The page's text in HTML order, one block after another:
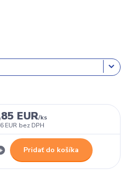
EUR/ks
EUR bez DPH
Pridať do košíka